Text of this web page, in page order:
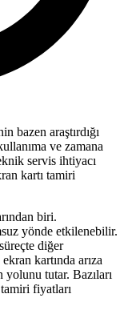
bazen araştırdığı
ve zamana
servis ihtiyacı
kartı tamiri
biri.
yönde etkilenebilir.
diğer
kartında arıza
tutar. Bazıları
fiyatları